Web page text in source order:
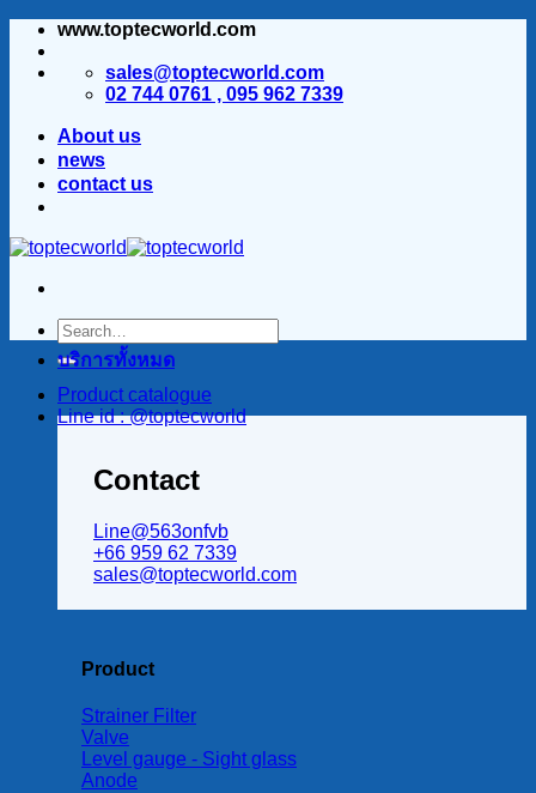
ข้าม
www.toptecworld.com
sales@toptecworld.com
02 744 0761 , 095 962 7339
About us
news
contact us
Product catalogue
Line id : @toptecworld
บริการทั้งหมด
Contact
Line@563onfvb
+66 959 62 7339
sales@toptecworld.com
Product
Strainer Filter
Valve
Level gauge - Sight glass
Anode